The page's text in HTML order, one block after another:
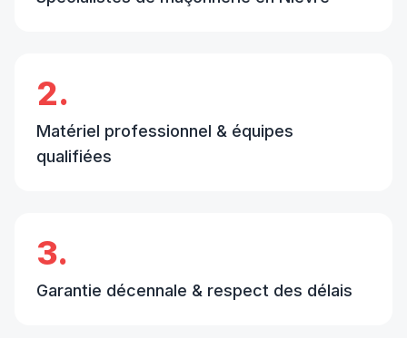
2.
Matériel professionnel & équipes
qualifiées
3.
Garantie décennale & respect des délais